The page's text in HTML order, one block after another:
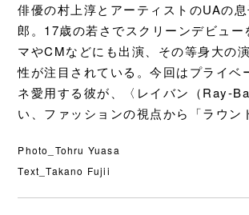
俳優の村上淳とアーティストのUAの
郎。17歳の若さでスクリーンデビュー
マやCMなどにも出演、その等身大の
性が注目されている。今回はプライベ
ネ愛用する彼が、〈レイバン（Ray-
い、ファッションの視点から「ラウン
Photo_Tohru Yuasa
Text_Takano Fujii